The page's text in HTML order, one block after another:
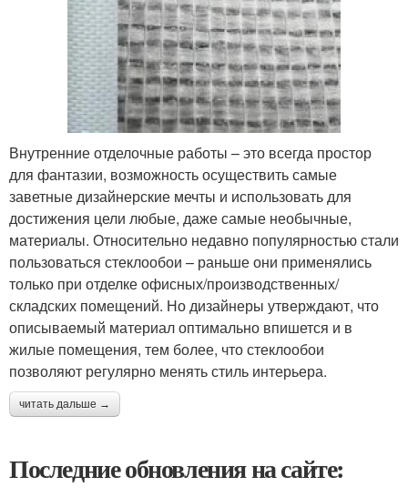
Внутренние отделочные работы – это всегда простор
для фантазии, возможность осуществить самые
заветные дизайнерские мечты и использовать для
достижения цели любые, даже самые необычные,
материалы. Относительно недавно популярностью стали
пользоваться стеклообои – раньше они применялись
только при отделке офисных/производственных/
складских помещений. Но дизайнеры утверждают, что
описываемый материал оптимально впишется и в
жилые помещения, тем более, что стеклообои
позволяют регулярно менять стиль интерьера.
читать дальше →
Последние обновления на сайте: